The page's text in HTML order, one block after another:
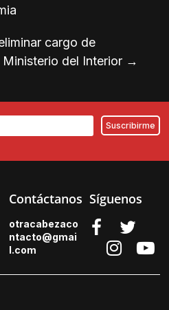
cargo de
del Interior →
Contáctanos
otracabezaco
ntacto@gmai
l.com
Síguenos